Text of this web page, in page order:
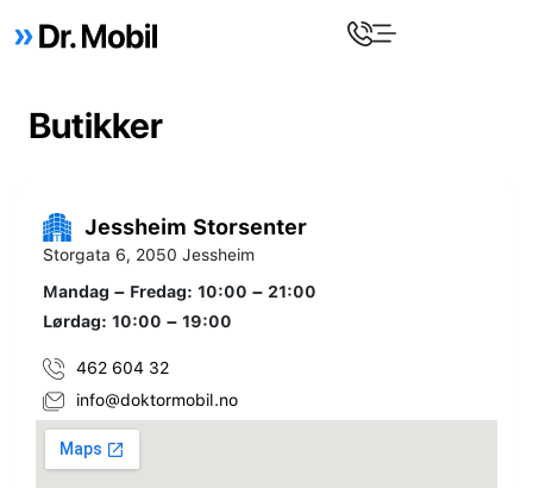
Butikker
Jessheim Storsenter
Storgata 6, 2050 Jessheim
Mandag – Fredag: 10:00 – 21:00
Lørdag: 10:00 – 19:00
462 604 32
info@doktormobil.no